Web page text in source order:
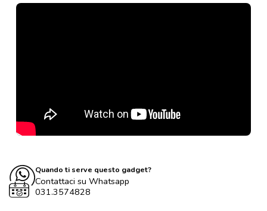
Quando ti serve questo gadget?
Contattaci su Whatsapp
031.3574828